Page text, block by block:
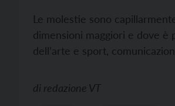
Le molestie sono
dimensioni maggiori e dove
dell’arte e sport,
di redazione VT